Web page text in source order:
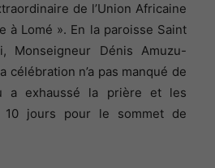
de l’Union Africaine
à Lomé ». En la paroisse Saint
Monseigneur Dénis Amuzu-
célébration n’a pas manqué de
a exhaussé la prière et les
10 jours pour le sommet de